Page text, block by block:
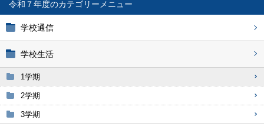
令和７年度
学校通信
学校生活
1学期
2学期
3学期